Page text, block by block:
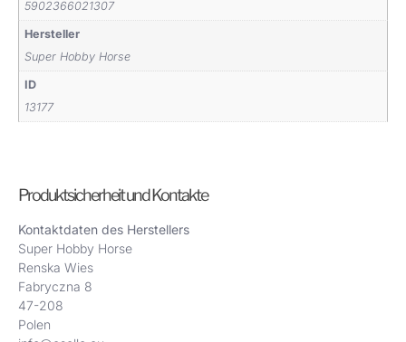
5902366021307
Hersteller
Super Hobby Horse
ID
13177
Produktsicherheit und Kontakte
Kontaktdaten des Herstellers
Super Hobby Horse
Renska Wies
Fabryczna 8
47-208
Polen